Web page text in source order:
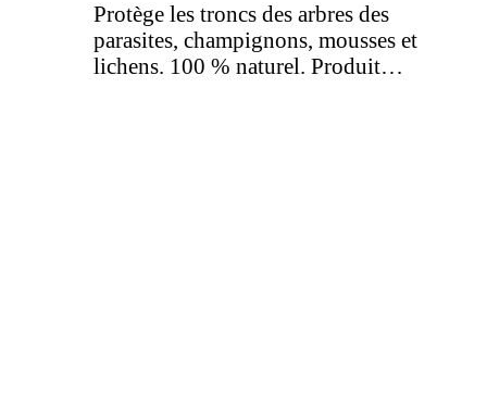
Protège les troncs des arbres des
parasites, champignons, mousses et
lichens. 100 % naturel. Produit…